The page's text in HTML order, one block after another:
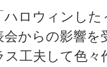
ハロウィンした
からの影響を
ス工夫して色